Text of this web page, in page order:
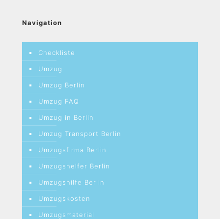
Navigation
Checkliste
Umzug
Umzug Berlin
Umzug FAQ
Umzug in Berlin
Umzug Transport Berlin
Umzugsfirma Berlin
Umzugshelfer Berlin
Umzugshilfe Berlin
Umzugskosten
Umzugsmaterial